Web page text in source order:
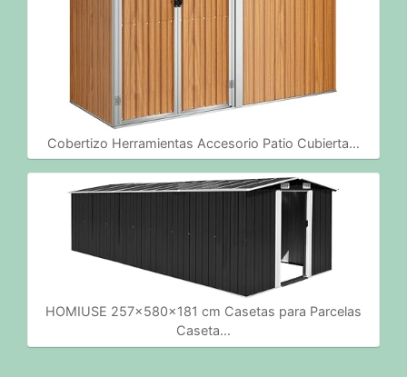
Cobertizo Herramientas Accesorio Patio Cubierta…
HOMIUSE 257x580x181 cm Casetas para Parcelas
Caseta…